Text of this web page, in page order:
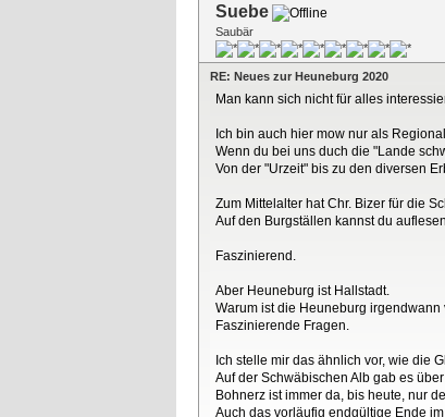
Suebe
Saubär
RE: Neues zur Heuneburg 2020
Man kann sich nicht für alles
Ich bin auch hier mow nur als
Wenn du bei uns duch die "Lande
Von der "Urzeit" bis zu den diversen
Zum Mittelalter hat Chr. Bizer für die
Auf den Burgställen kannst du
Faszinierend.
Aber Heuneburg ist Hallstadt.
Warum ist die Heuneburg
Faszinierende Fragen.
Ich stelle mir das ähnlich vor, wie die
Auf der Schwäbischen Alb gab es
Bohnerz ist immer da, bis heute, nur
Auch das vorläufig endgültige Ende